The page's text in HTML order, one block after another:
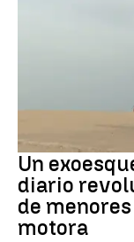
DISCAPACIDAD
Un
diario
de
motora